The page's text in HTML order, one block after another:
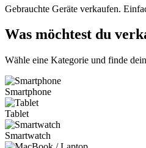
Gebrauchte Geräte verkaufen.
Was möchtest du
Wähle eine Kategorie und finde
Smartphone
Tablet
Smartwatch